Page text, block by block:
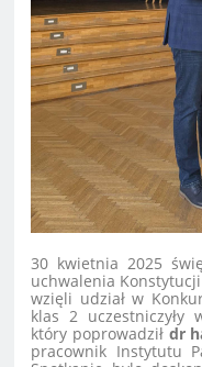
30 kwietnia 2025
uchwalenia
wzięli udział w
klas 2 uczestniczyły
który poprowadził dr
pracownik Instytutu